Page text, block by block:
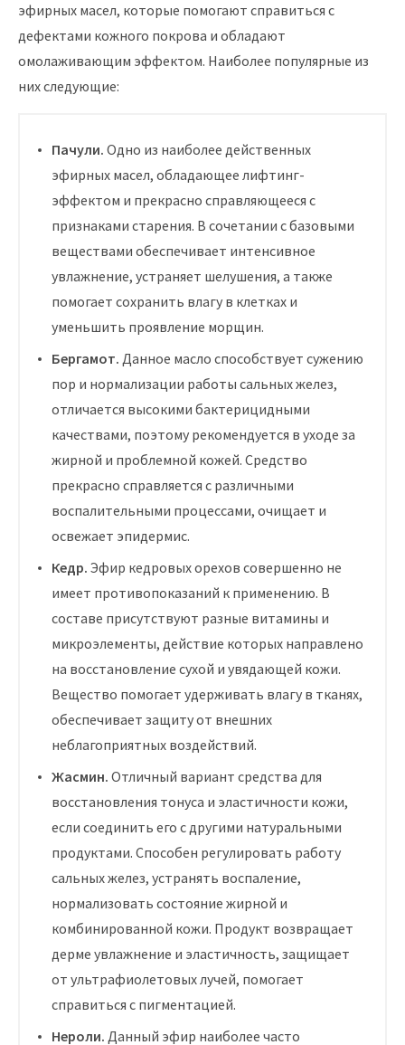
эфирных масел, которые помогают справиться с
дефектами кожного покрова и обладают
омолаживающим эффектом. Наиболее популярные из
них следующие:
Пачули. Одно из наиболее действенных
эфирных масел, обладающее лифтинг-
эффектом и прекрасно справляющееся с
признаками старения. В сочетании с базовыми
веществами обеспечивает интенсивное
увлажнение, устраняет шелушения, а также
помогает сохранить влагу в клетках и
уменьшить проявление морщин.
Бергамот. Данное масло способствует сужению
пор и нормализации работы сальных желез,
отличается высокими бактерицидными
качествами, поэтому рекомендуется в уходе за
жирной и проблемной кожей. Средство
прекрасно справляется с различными
воспалительными процессами, очищает и
освежает эпидермис.
Кедр. Эфир кедровых орехов совершенно не
имеет противопоказаний к применению. В
составе присутствуют разные витамины и
микроэлементы, действие которых направлено
на восстановление сухой и увядающей кожи.
Вещество помогает удерживать влагу в тканях,
обеспечивает защиту от внешних
неблагоприятных воздействий.
Жасмин. Отличный вариант средства для
восстановления тонуса и эластичности кожи,
если соединить его с другими натуральными
продуктами. Способен регулировать работу
сальных желез, устранять воспаление,
нормализовать состояние жирной и
комбинированной кожи. Продукт возвращает
дерме увлажнение и эластичность, защищает
от ультрафиолетовых лучей, помогает
справиться с пигментацией.
Нероли. Данный эфир наиболее часто